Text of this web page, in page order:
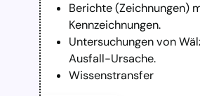
Berichte (Zeichnungen)
Kennzeichnungen.
Untersuchungen von
Ausfall-Ursache.
Wissenstransfer